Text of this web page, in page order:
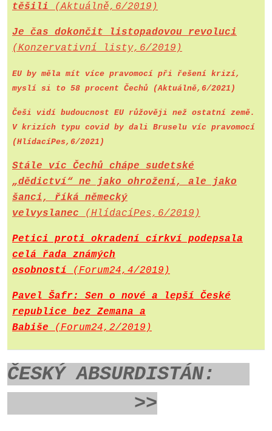
těšili (Aktuálně,6/2019)
Je čas dokončit listopadovou revoluci
(Konzervativní listy,6/2019)
EU by měla mít více pravomocí při řešení krizí,
myslí si to 58 procent Čechů (Aktuálně,6/2021)
Češi vidí budoucnost EU růžověji než ostatní země.
V krizích typu covid by dali Bruselu víc pravomocí
(HlídacíPes,6/2021)
Stále víc Čechů chápe sudetské
„dědictví“ ne jako ohrožení, ale jako
šanci, říká německý
velvyslanec
(HlídacíPes,6/2019)
Petici proti okradení církví podepsala
celá řada známých
osobností (Forum24,4/2019)
Pavel Šafr: Sen o nové a lepší České
republice bez Zemana a
Babiše (Forum24,2/2019)
ČESKÝ ABSURDISTÁN:
>>